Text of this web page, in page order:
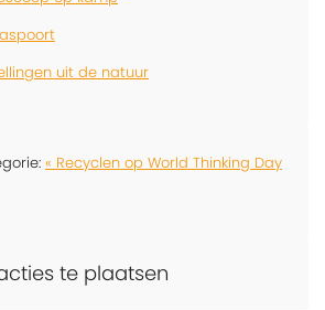
uit de natuur
« Recyclen op World Thinking Day
te plaatsen